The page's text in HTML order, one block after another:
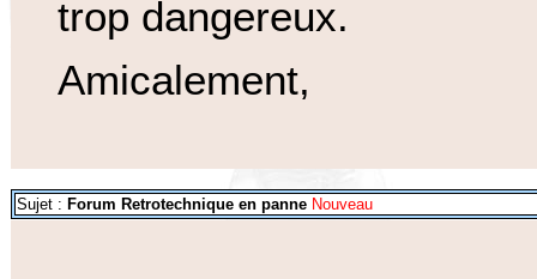
trop dangereux.
Amicalement,
Sujet : Forum Retrotechnique en panne Nouveau